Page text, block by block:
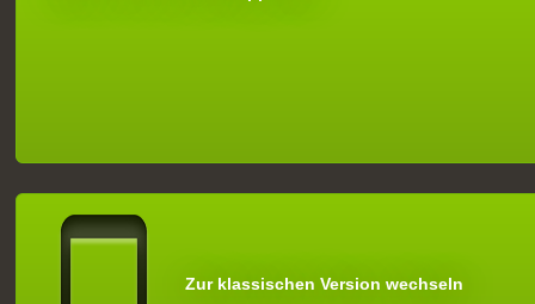
Zur klassischen Version wechseln